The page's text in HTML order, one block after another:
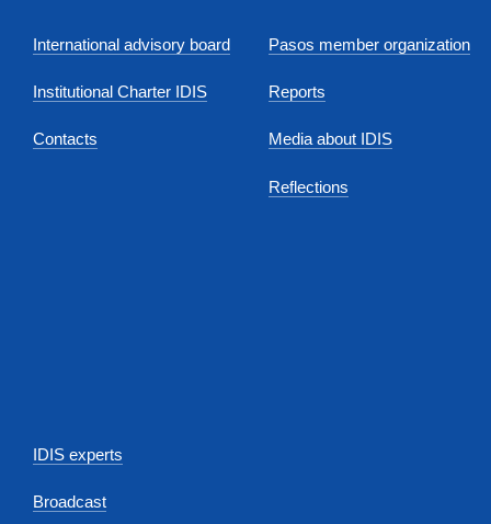
International advisory board
Institutional Charter IDIS
Contacts
Pasos member organization
Reports
Media about IDIS
Reflections
IDIS experts
Broadcast